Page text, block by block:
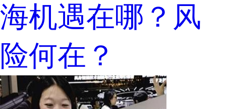
海机遇在哪？风
险何在？